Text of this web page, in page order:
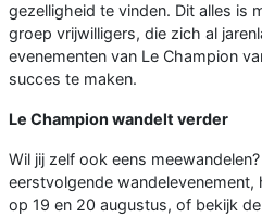
gezelligheid te vinden. Dit alles is
groep vrijwilligers, die zich al
evenementen van Le Champion
succes te maken.
Le Champion wandelt verder
Wil jij zelf ook eens
eerstvolgende wandelevenement,
op 19 en 20 augustus, of bekijk